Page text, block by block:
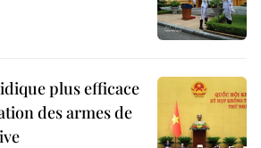
plus efficace
des armes de